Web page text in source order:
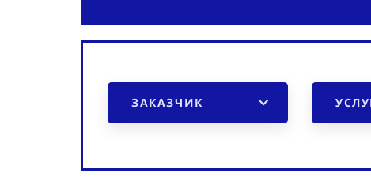
ЗАКАЗЧИК